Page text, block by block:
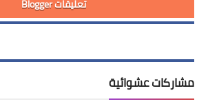
تعليقات Blogger
مشاركات عشوائية